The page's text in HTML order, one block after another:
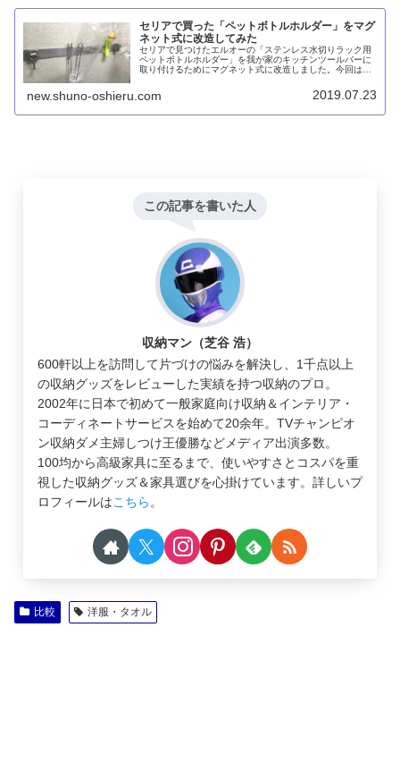
セリアで買った「ペットボトルホルダー」をマグ
ネット式に改造してみた
セリアで見つけたエルオーの「ステンレス水切りラック用
ペットボトルホルダー」を我が家のキッチンツールバーに
取り付けるためにマグネット式に改造しました。今回はそ
で切り、ネオジム磁石をアルミテープで接着するだけでOK
です。
new.shuno-oshieru.com 2019.07.23
この記事を書いた人
収納マン（芝谷 浩）
600軒以上を訪問して片づけの悩みを解決し、1千点以上
の収納グッズをレビューした実績を持つ収納のプロ。
2002年に日本で初めて一般家庭向け収納＆インテリア・
コーディネートサービスを始めて20余年。TVチャンピオ
ン収納ダメ主婦しつけ王優勝などメディア出演多数。
100均から高級家具に至るまで、使いやすさとコスパを重
視した収納グッズ＆家具選びを心掛けています。詳しいプ
ロフィールはこちら 。
比較 洋服・タオル